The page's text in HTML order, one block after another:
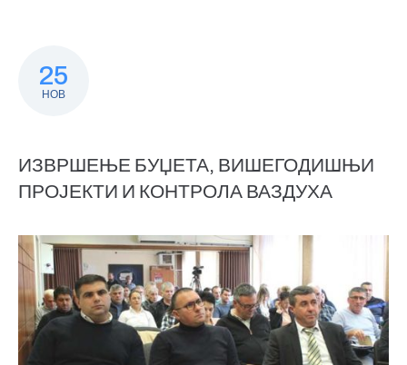
25
НОВ
ИЗВРШЕЊЕ БУЏЕТА, ВИШЕГОДИШЊИ
ПРОЈЕКТИ И КОНТРОЛА ВАЗДУХА